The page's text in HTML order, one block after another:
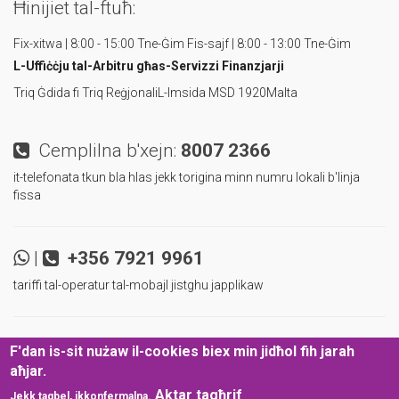
Ħinijiet tal-ftuħ:
Fix-xitwa | 8:00 - 15:00 Tne-Ġim Fis-sajf | 8:00 - 13:00 Tne-Ġim
L-Uffiċċju tal-Arbitru għas-Servizzi Finanzjarji
Triq Ġdida fi Triq Reġjonali L-Imsida MSD 1920Malta
Cemplilna b'xejn: 8007 2366
it-telefonata tkun bla hlas jekk torigina minn numru lokali b'linja
fissa
| +356 7921 9961
tariffi tal-operatur tal-mobajl jistghu japplikaw
| | Ibqa' aggornat u infurmat!
Politika tal-Protezzjoni tad-Data Dikjarazzjoni ta’ Aċċessibbiltà
F'dan is-sit nużaw il-cookies biex min jidħol fih jarah
aħjar.
Jekk taqbel, ikkonfermalna. Aktar tagħrif